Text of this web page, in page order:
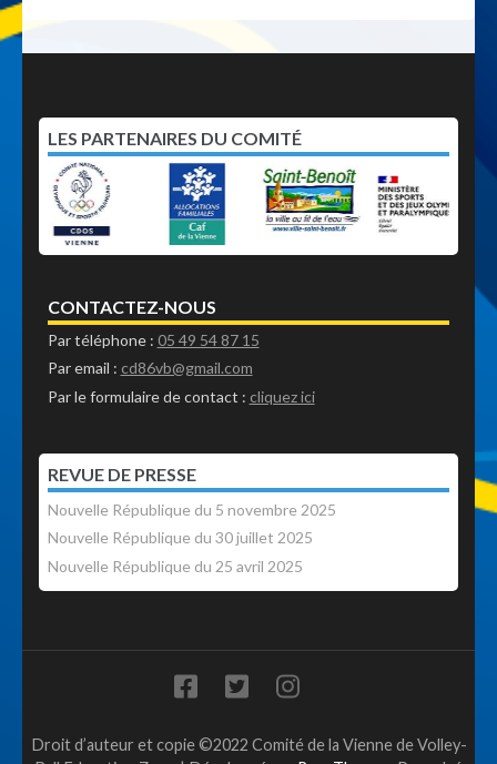
LES PARTENAIRES DU COMITÉ
CONTACTEZ-NOUS
Par téléphone : 05 49 54 87 15
Par email : cd86vb@gmail.com
Par le formulaire de contact : cliquez ici
REVUE DE PRESSE
Nouvelle République du 5 novembre 2025
Nouvelle République du 30 juillet 2025
Nouvelle République du 25 avril 2025
Droit d’auteur et copie ©2022 Comité de la Vienne de Volley-